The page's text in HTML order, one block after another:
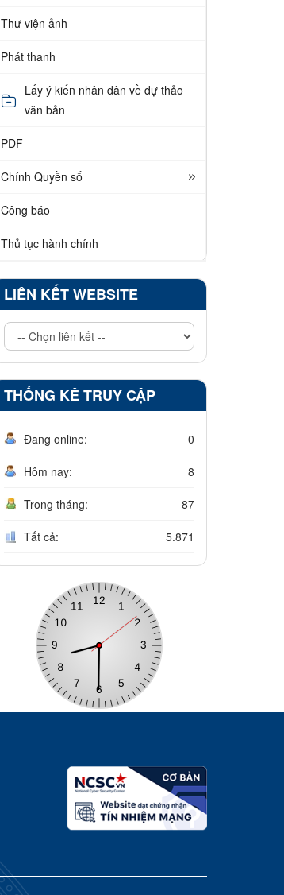
Thư viện ảnh
Phát thanh
Lấy ý kiến nhân dân về dự thảo
văn bản
PDF
Chính Quyền số
Công báo
Thủ tục hành chính
LIÊN KẾT WEBSITE
THỐNG KÊ TRUY CẬP
Đang online: 0
Hôm nay: 8
Trong tháng: 87
Tất cả: 5.871